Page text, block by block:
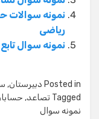
نمونه سوالات
ریاضی
نمونه سوال
Posted in دبیرستان,
Tagged تصاعد,
نمونه سوال